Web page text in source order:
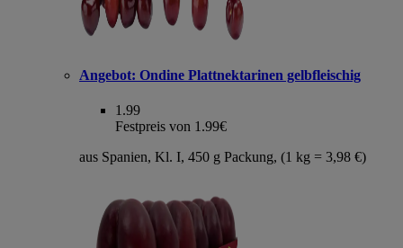
Angebot: Ondine Plattnektarinen gelbfleischig
1.99
Festpreis von 1.99€
aus Spanien, Kl. I, 450 g Packung, (1 kg = 3,98 €)